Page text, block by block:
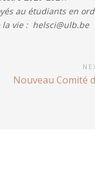
au étudiants en
la vie : helsci@ulb.be
Next
Nouveau Comité